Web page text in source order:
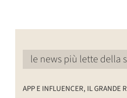
le news più lette della
APP E INFLUENCER, IL GRANDE